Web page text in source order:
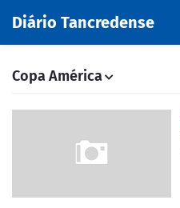
Diário Tancredense
Copa América